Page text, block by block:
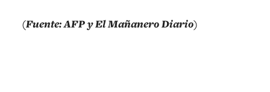
(Fuente: AFP y El Mañanero Diario)